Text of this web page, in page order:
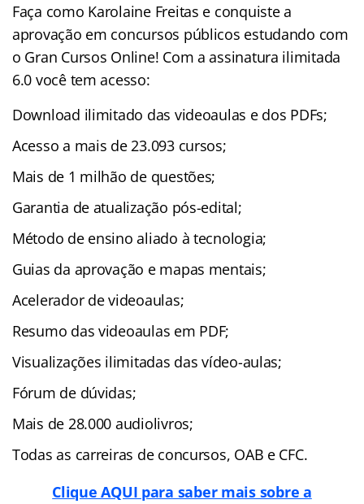
Faça como Karolaine Freitas e conquiste a
aprovação em concursos públicos estudando com
o Gran Cursos Online! Com a assinatura ilimitada
6.0 você tem acesso:
Download ilimitado das videoaulas e dos PDFs;
Acesso a mais de 23.093 cursos;
Mais de 1 milhão de questões;
Garantia de atualização pós-edital;
Método de ensino aliado à tecnologia;
Guias da aprovação e mapas mentais;
Acelerador de videoaulas;
Resumo das videoaulas em PDF;
Visualizações ilimitadas das vídeo-aulas;
Fórum de dúvidas;
Mais de 28.000 audiolivros;
Todas as carreiras de concursos, OAB e CFC.
Clique AQUI para saber mais sobre a